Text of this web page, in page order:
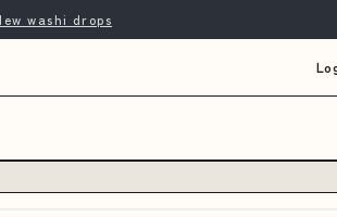
washi drops